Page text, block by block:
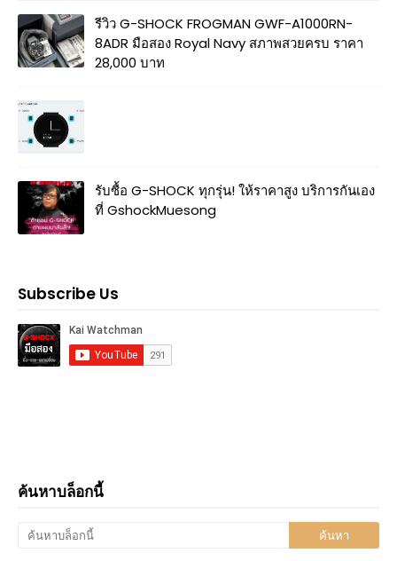
รีวิว G-SHOCK FROGMAN GWF-A1000RN-
8ADR มือสอง Royal Navy สภาพสวยครบ ราคา
28,000 บาท
รับซื้อ G-SHOCK ทุกรุ่น! ให้ราคาสูง บริการกันเอง
ที่ GshockMuesong
Subscribe Us
ค้นหาบล็อกนี้